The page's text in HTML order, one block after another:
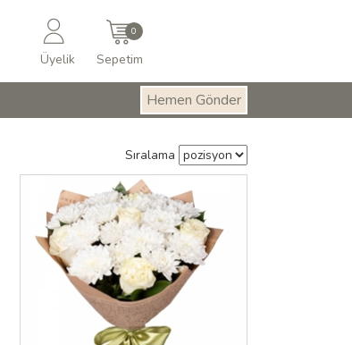
Üyelik
0
Sepetim
Hemen Gönder
Sıralama